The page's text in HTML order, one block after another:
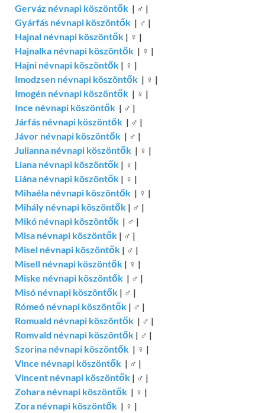
Gerváz névnapi köszöntők | ♂ |
Gyárfás névnapi köszöntők | ♂ |
Hajnal névnapi köszöntők | ♀ |
Hajnalka névnapi köszöntők | ♀ |
Hajni névnapi köszöntők | ♀ |
Imodzsen névnapi köszöntők | ♀ |
Imogén névnapi köszöntők | ♀ |
Ince névnapi köszöntők | ♂ |
Járfás névnapi köszöntők | ♂ |
Jávor névnapi köszöntők | ♂ |
Julianna névnapi köszöntők | ♀ |
Liana névnapi köszöntők | ♀ |
Liána névnapi köszöntők | ♀ |
Mihaéla névnapi köszöntők | ♀ |
Mihály névnapi köszöntők | ♂ |
Mikó névnapi köszöntők | ♂ |
Misa névnapi köszöntők | ♂ |
Misel névnapi köszöntők | ♂ |
Misell névnapi köszöntők | ♀ |
Miske névnapi köszöntők | ♂ |
Misó névnapi köszöntők | ♂ |
Rómeó névnapi köszöntők | ♂ |
Romuald névnapi köszöntők | ♂ |
Romvald névnapi köszöntők | ♂ |
Szorina névnapi köszöntők | ♀ |
Vince névnapi köszöntők | ♂ |
Vincent névnapi köszöntők | ♂ |
Zohara névnapi köszöntők | ♀ |
Zora névnapi köszöntők | ♀ |